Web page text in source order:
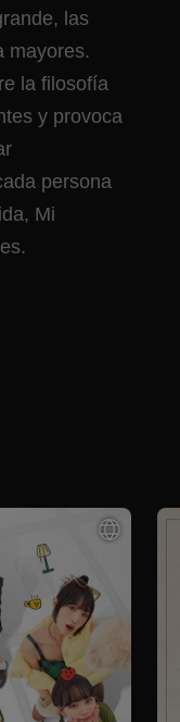
las
mayores.
la filosofía
y provoca
persona
Mi